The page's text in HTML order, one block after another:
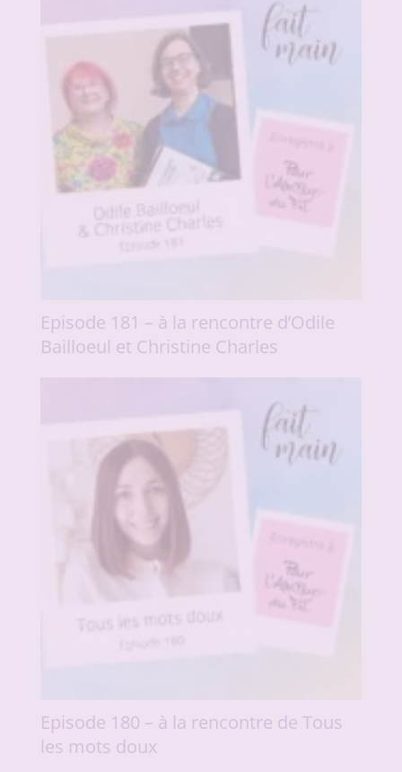
Episode 181 – à la rencontre d’Odile
Bailloeul et Christine Charles
Episode 180 – à la rencontre de Tous
les mots doux